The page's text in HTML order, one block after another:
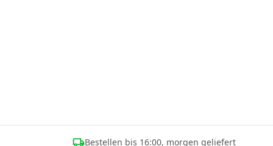
Bestellen bis 16:00, morgen geliefert